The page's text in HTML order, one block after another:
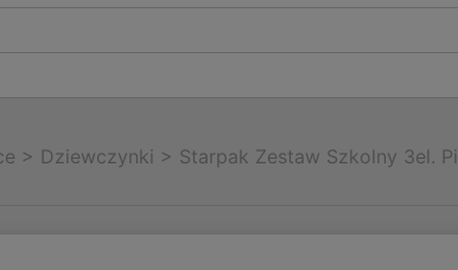
> Dziewczynki > Starpak Zestaw Szkolny 3el.